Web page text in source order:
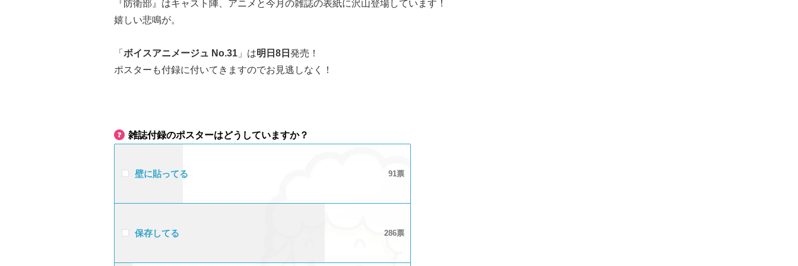
『防衛部』はキャスト陣、アニメと今月の雑誌の表紙に沢山登場しています！
嬉しい悲鳴が。
「 ボイスアニメージュ No.31 」は明日8日 発売！
ポスターも付録に付いてきますのでお見逃しなく！
雑誌付録のポスターはどうしていますか？
壁に貼ってる 91
保存してる 286